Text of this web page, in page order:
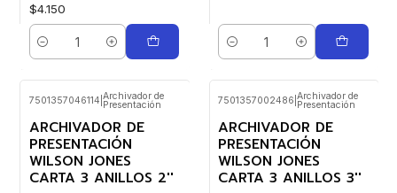
$4.150
Cantidad Cantidad
7501357046114 Archivador de
Presentación
ARCHIVADOR DE
PRESENTACIÓN
WILSON JONES
CARTA 3 ANILLOS 2''
7501357002486 Archivador de
Presentación
ARCHIVADOR DE
PRESENTACIÓN
WILSON JONES
CARTA 3 ANILLOS 3''